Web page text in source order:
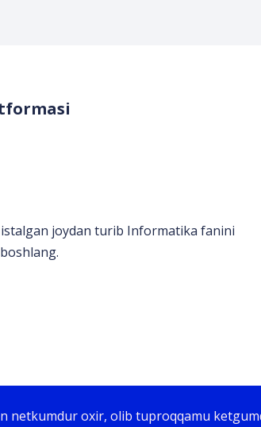
joydan turib Informatika fanini
netkumdur oxir, olib tuproqqamu